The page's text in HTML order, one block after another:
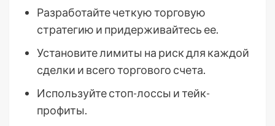
Разработайте четкую торговую
стратегию и придерживайтесь ее.
Установите лимиты на риск для каждой
сделки и всего торгового счета.
Используйте стоп-лоссы и тейк-
профиты.